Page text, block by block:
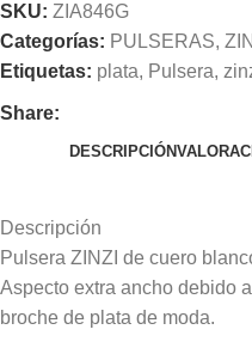
SKU: ZIA846G
Categorías: PULSERAS,
Etiquetas: plata, Pulsera,
Share:
DESCRIPCIÓN
Descripción
Pulsera ZINZI de cuero
Aspecto extra ancho debido
broche de plata de moda.